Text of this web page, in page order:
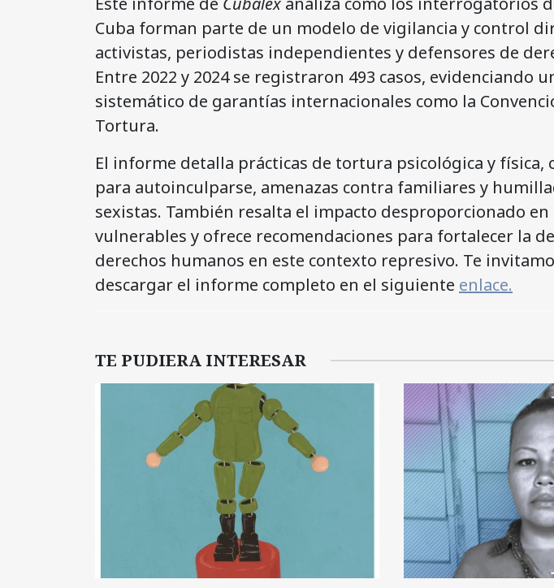
Cuba forman parte de un modelo de vigilancia y control
activistas, periodistas independientes y defensores de
Entre 2022 y 2024 se registraron 493 casos, evidenciando
sistemático de garantías internacionales como la
Tortura.
El informe detalla prácticas de tortura psicológica y física,
para autoinculparse, amenazas contra familiares y
sexistas. También resalta el impacto desproporcionado
vulnerables y ofrece recomendaciones para fortalecer la
derechos humanos en este contexto represivo. Te
descargar el informe completo en el siguiente enlace.
TE PUDIERA INTERESAR